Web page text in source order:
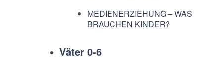
MEDIENERZIEHUNG – WAS
BRAUCHEN KINDER?
Väter 0-6